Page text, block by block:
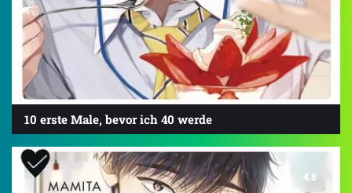
10 erste Male, bevor ich 40 werde
4.8